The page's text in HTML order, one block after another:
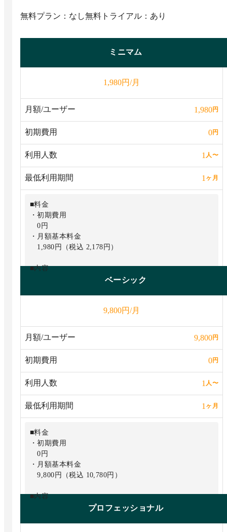
無料プラン：なし無料トライアル：あり
ミニマム
1,980円/月
月額/ユーザー 1,980円
初期費用 0円
利用人数 1人〜
最低利用期間 1 ヶ月
■料金
・初期費用
0円
・月額基本料金
1,980円（税込 2,178円）
■内容
ベーシック
9,800円/月
月額/ユーザー 9,800円
初期費用 0円
利用人数 1人〜
最低利用期間 1 ヶ月
■料金
・初期費用
0円
・月額基本料金
9,800円（税込 10,780円）
■内容
プロフェッショナル